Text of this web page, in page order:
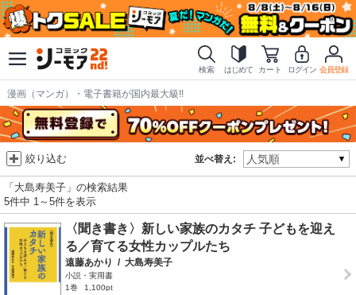
検索 はじめて カート ログイン 会員登録
漫画（マンガ）・電子書籍が国内最大級!!
並べ替え:
絞り込む
「大島寿美子」の検索結果
5件中 1～5件を表示
〈聞き書き〉新しい家族のカタチ 子どもを迎え
る／育てる女性カップルたち
遠藤あかり / 大島寿美子
小説・実用書
1巻
1,100pt